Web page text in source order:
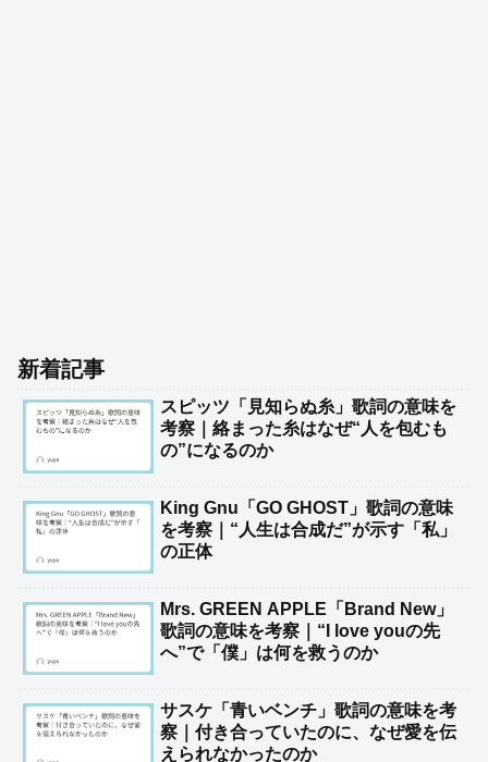
新着記事
スピッツ「見知らぬ糸」歌詞の意味を
考察｜絡まった糸はなぜ“人を包むも
の”になるのか
King Gnu「GO GHOST」歌詞の意味
を考察｜“人生は合成だ”が示す「私」
の正体
Mrs. GREEN APPLE「Brand New」
歌詞の意味を考察｜“I love youの先
へ”で「僕」は何を救うのか
サスケ「青いベンチ」歌詞の意味を考
察｜付き合っていたのに、なぜ愛を伝
えられなかったのか